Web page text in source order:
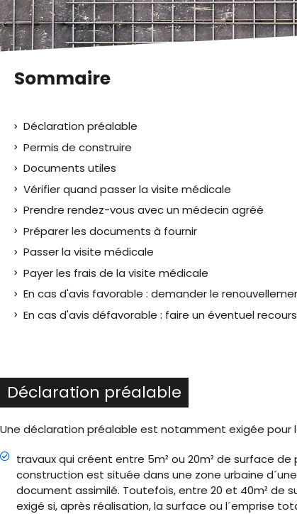
qui
utilisent
un
d'écran ;
Ctrl-
F10
ouvrir
menu
Sommaire
Déclaration préalable
Permis de construire
Documents utiles
Vérifier quand passer la visite médicale
Prendre rendez-vous avec un médecin agréé
Préparer les documents à fournir
Passer la visite médicale
Payer les frais de la visite médicale
En cas d'avis favorable : demander le
En cas d'avis défavorable : faire un éventuel recours
Déclaration préalable
Une déclaration préalable est notamment exigée pour
travaux qui créent entre 5m² ou 20m² de surface de
construction est située dans une zone urbaine
document assimilé. Toutefois, entre 20 et 40m² de
exigé si, après réalisation, la surface ou l´emprise